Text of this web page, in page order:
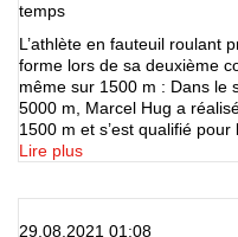
temps
L’athlète en fauteuil roulant
forme lors de sa deuxième
même sur 1500 m : Dans le
5000 m, Marcel Hug a
1500 m et s’est qualifié
Lire plus
29.08.2021 01:08